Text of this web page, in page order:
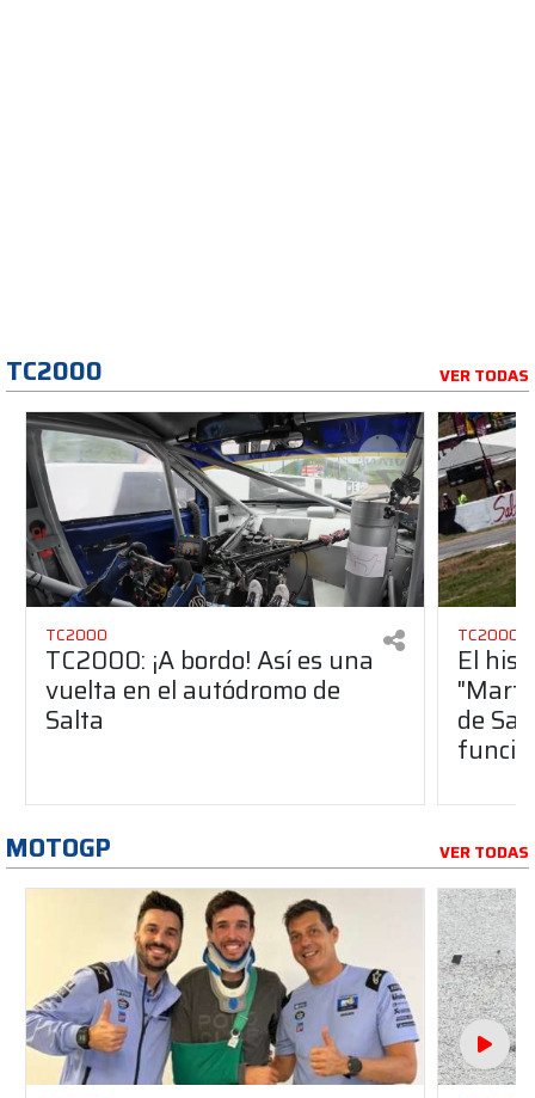
TC2000 VER TODAS
TC2000
TC2000: ¡A bordo! Así es una
vuelta en el autódromo de
Salta
TC2000
El
de
MOTOGP VER TODAS